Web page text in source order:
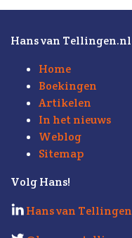
Hans van Tellingen.nl
Home
Boekingen
Artikelen
In het nieuws
Weblog
Sitemap
Volg Hans!
Hans van Tellingen